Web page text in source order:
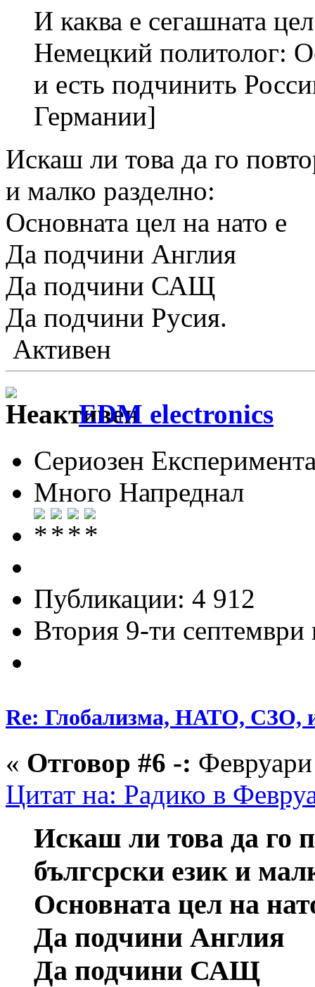
И каква е сегашната
Немецкий политолог:
и есть подчинить
Германии]
Искаш ли това да го
и малко разделно:
Основната цел на нато е
Да подчини Англия
Да подчини САЩ
Да подчини Русия.
Активен
EDM electronics
Сериозен
Много Напреднал
Публикации: 4 912
Втория 9-ти
Re: Глобализма, НАТО, СЗО, и
« Отговор #6 -:
Цитат на: Радико в
Искаш ли това да го
бългсрски език и
Основната цел на
Да подчини Англия
Да подчини САЩ